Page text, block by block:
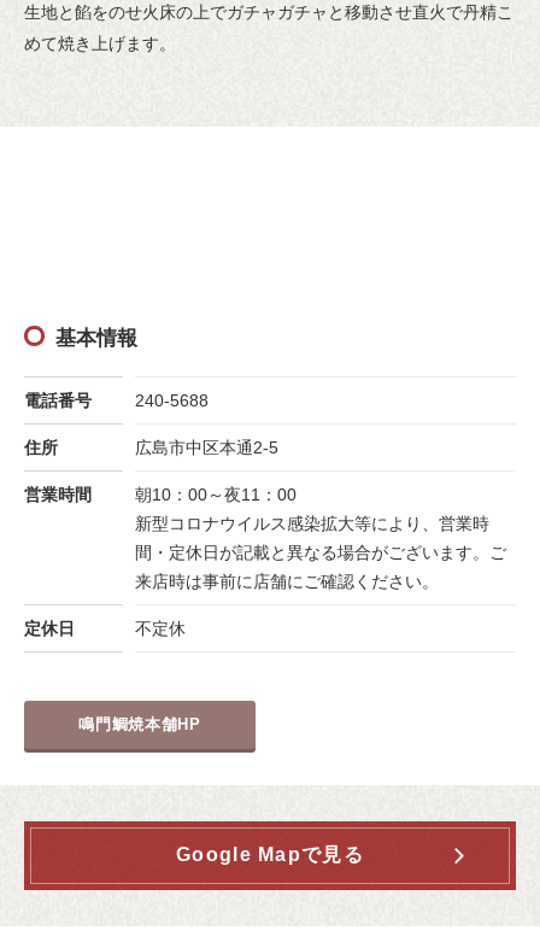
生地と餡をのせ火床の上でガチャガチャと移動させ直火で丹精こ
めて焼き上げます。
基本情報
電話番号 240-5688
住所 広島市中区本通2-5
営業時間
朝10：00～夜11：00
新型コロナウイルス感染拡大等により、営業時
間・定休日が記載と異なる場合がございます。ご
来店時は事前に店舗にご確認ください。
定休日 不定休
鳴門鯛焼本舗HP
Google Mapで見る